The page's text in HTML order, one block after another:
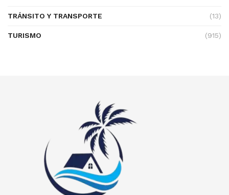
TRÁNSITO Y TRANSPORTE (13)
TURISMO (915)